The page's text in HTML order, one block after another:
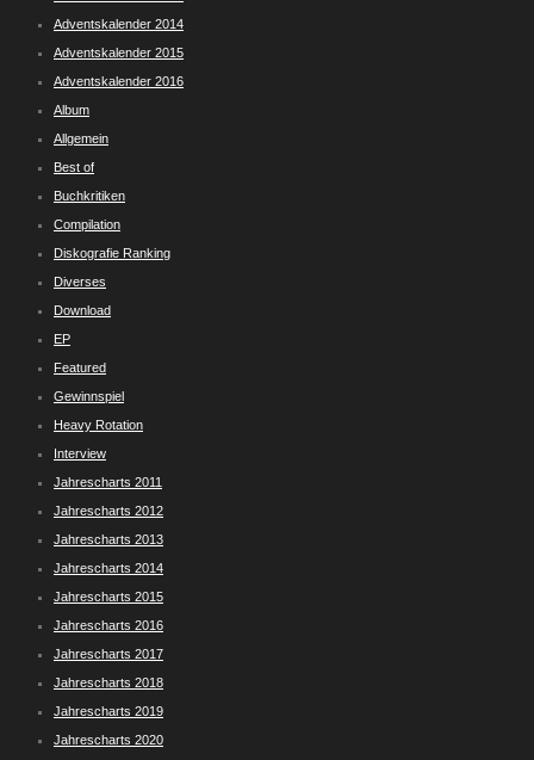
Adventskalender 2014
Adventskalender 2015
Adventskalender 2016
Album
Allgemein
Best of
Buchkritiken
Compilation
Diskografie Ranking
Diverses
Download
EP
Featured
Gewinnspiel
Heavy Rotation
Interview
Jahrescharts 2011
Jahrescharts 2012
Jahrescharts 2013
Jahrescharts 2014
Jahrescharts 2015
Jahrescharts 2016
Jahrescharts 2017
Jahrescharts 2018
Jahrescharts 2019
Jahrescharts 2020